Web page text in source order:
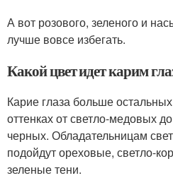
А вот розового, зеленого и
лучше вовсе избегать.
Какой цвет идет карим
Карие глаза больше
оттенках от светло-медовых
черных. Обладательницам
подойдут ореховые, светло-
зеленые тени.